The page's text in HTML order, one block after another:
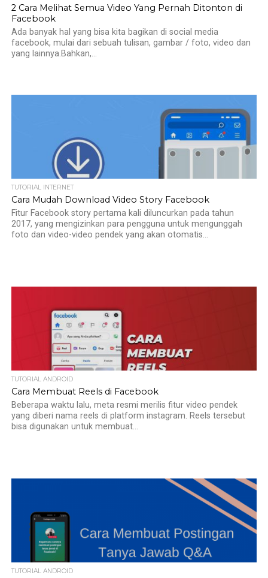
2 Cara Melihat Semua Video Yang Pernah Ditonton di
Facebook
Ada banyak hal yang bisa kita bagikan di social media
facebook, mulai dari sebuah tulisan, gambar / foto, video dan
yang lainnya.Bahkan,...
TUTORIAL INTERNET
Cara Mudah Download Video Story Facebook
Fitur Facebook story pertama kali diluncurkan pada tahun
2017, yang mengizinkan para pengguna untuk mengunggah
foto dan video-video pendek yang akan otomatis...
TUTORIAL ANDROID
Cara Membuat Reels di Facebook
Beberapa waktu lalu, meta resmi merilis fitur video pendek
yang diberi nama reels di platform instagram. Reels tersebut
bisa digunakan untuk membuat...
TUTORIAL ANDROID